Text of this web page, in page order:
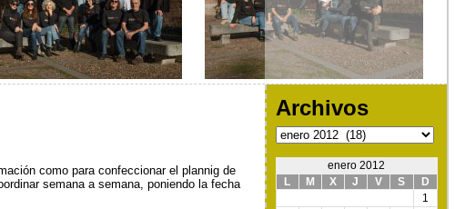
como para confeccionar el plannig de
semana a semana, poniendo la fecha
Archivos
Archivos
enero 2012
L
M X J V S
D
1